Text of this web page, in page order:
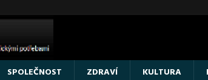
SPOLEČNOST ZDRAVÍ KULTURA